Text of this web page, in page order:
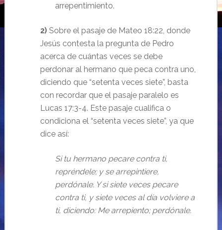
arrepentimiento.
2)Sobre el pasaje de Mateo 18:22, donde
Jesús contesta la pregunta de Pedro
acerca de cuántas veces se debe
perdonar al hermano que peca contra uno,
diciendo que “setenta veces siete”, basta
con recordar que el pasaje paralelo es
Lucas 17:3-4. Este pasaje cualifica o
condiciona el “setenta veces siete”, ya que
dice así:
Si tu hermano pecare contra ti,
repréndele; y se arrepintiere,
perdónale. Y si siete veces pecare
contra ti, y siete veces al día volviere a
ti, diciendo: Me arrepiento; perdónale.